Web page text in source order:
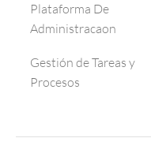
Plataforma De
Administracaon
Gestión de Tareas y
Procesos